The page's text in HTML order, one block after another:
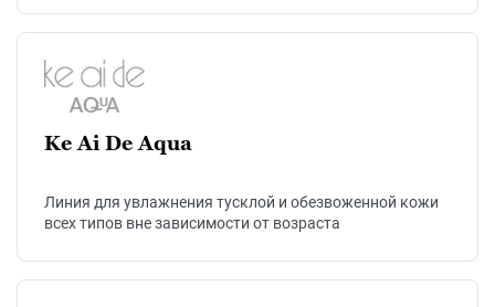
Ke Ai De Aqua
Линия для увлажнения тусклой и обезвоженной кожи
всех типов вне зависимости от возраста